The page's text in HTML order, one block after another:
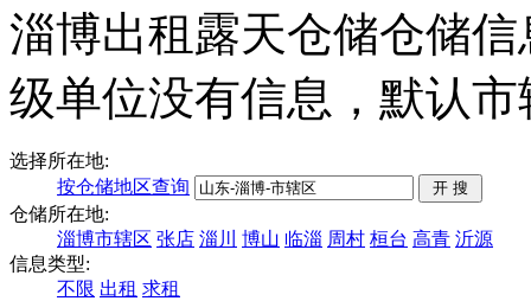
淄博出租露天仓储仓储信
级单位没有信息，默认
选择所在地:
按仓储地区查询
仓储所在地:
淄博市辖区 张店 淄川 博山 临淄 周村 桓台 高青 沂源
信息类型:
不限 出租 求租